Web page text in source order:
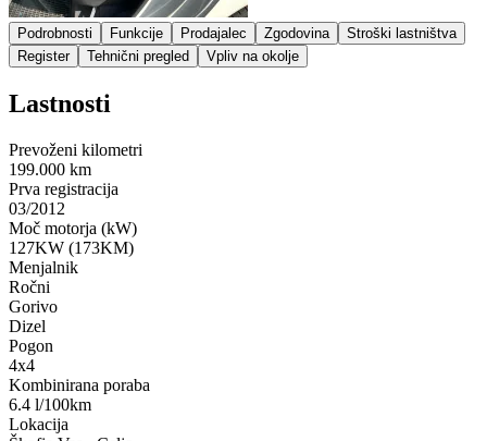
Podrobnosti Funkcije Prodajalec Zgodovina
Stroški lastništva
Register
Tehnični pregled Vpliv na okolje
Lastnosti
Prevoženi kilometri
199.000 km
Prva registracija
03/2012
Moč motorja (kW)
127KW (173KM)
Menjalnik
Ročni
Gorivo
Dizel
Pogon
4x4
Kombinirana poraba
6.4 l/100km
Lokacija